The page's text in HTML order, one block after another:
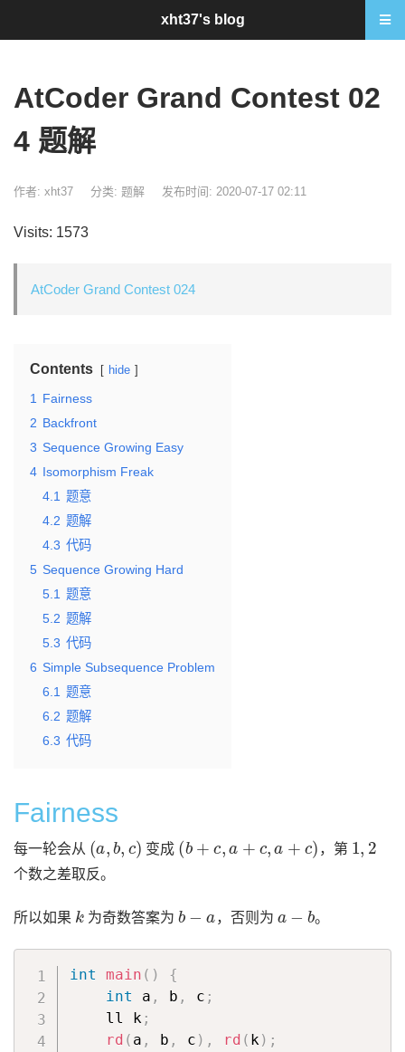
AtCoder Grand Contest 02
4 题解
作者: xht37 分类: 题解 发布时间: 2020-07-17 02:11
Visits: 1573
AtCoder Grand Contest 024
Contents hide
1
Fairness
2 Backfront
3 Sequence Growing Easy
4 Isomorphism Freak
4.1 题意
4.2 题解
4.3 代码
5 Sequence Growing Hard
5.1 题意
5.2 题解
5.3 代码
6 Simple Subsequence Problem
6.1 题意
6.2 题解
6.3 代码
Fairness
每一轮会从
( b )
变成
(b
，第
1 2
个数之差取反。
所以如果
k
为奇数答案为
b
，否则为 。
int main ( )
{
int a , b , c ;
    ll k
;
rd ( a , b , c ) , rd ( k) ;
xht37's blog